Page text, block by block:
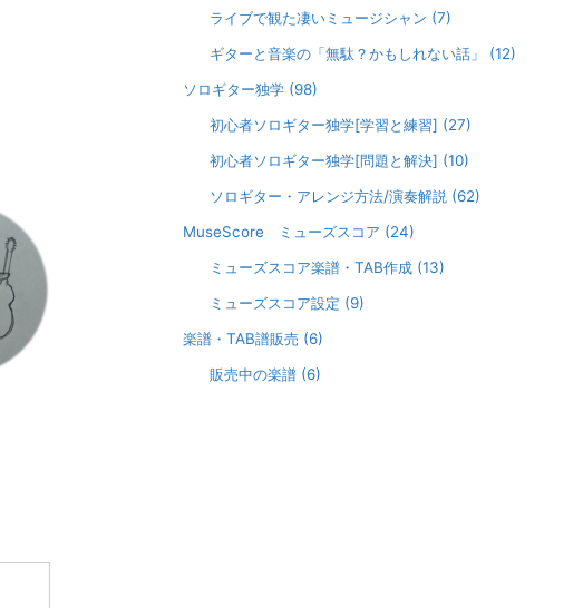
ライブで観た凄いミュージシャン (7)
ギターと音楽の「無駄？かもしれない話」 (12)
ソロギター独学 (98)
初心者ソロギター独学[学習と練習] (27)
初心者ソロギター独学[問題と解決] (10)
ソロギター・アレンジ方法/演奏解説 (62)
MuseScore ミューズスコア (24)
ミューズスコア楽譜・TAB作成 (13)
ミューズスコア設定 (9)
楽譜・TAB譜販売 (6)
販売中の楽譜 (6)